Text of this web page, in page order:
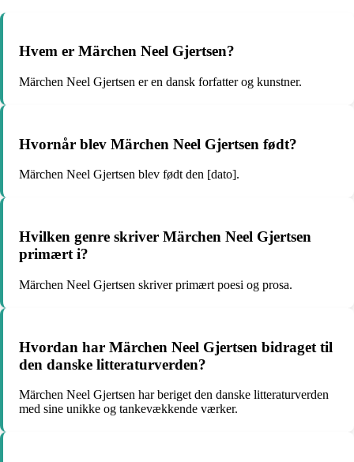
Hvem er Märchen Neel Gjertsen?
Märchen Neel Gjertsen er en dansk forfatter og kunstner.
Hvornår blev Märchen Neel Gjertsen født?
Märchen Neel Gjertsen blev født den [dato].
Hvilken genre skriver Märchen Neel Gjertsen
primært i?
Märchen Neel Gjertsen skriver primært poesi og prosa.
Hvordan har Märchen Neel Gjertsen bidraget til
den danske litteraturverden?
Märchen Neel Gjertsen har beriget den danske litteraturverden
med sine unikke og tankevækkende værker.